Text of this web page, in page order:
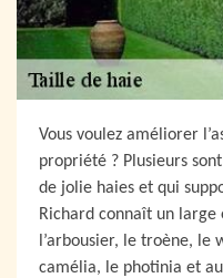
Vous voulez améliorer
propriété ? Plusieurs
de jolie haies et qui
Richard connaît un large
l’arbousier, le troène, le
camélia, le photinia et